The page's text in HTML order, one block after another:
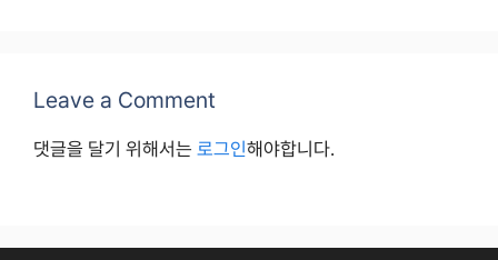
Leave a Comment
댓글을 달기 위해서는 로그인해야합니다.